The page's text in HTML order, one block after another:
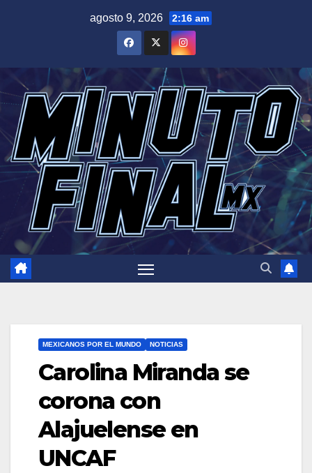
agosto 9, 2026 2:16 am
MEXICANOS POR EL MUNDO NOTICIAS
Carolina Miranda se
corona con
Alajuelense en
UNCAF